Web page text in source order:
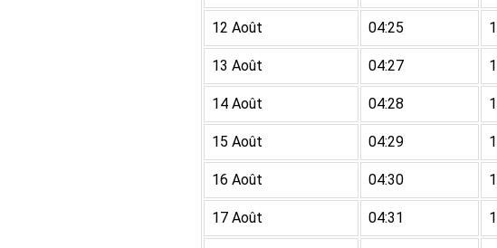
12 Août 04:25
13 Août 04:27
14 Août 04:28
15 Août 04:29
16 Août 04:30
17 Août 04:31